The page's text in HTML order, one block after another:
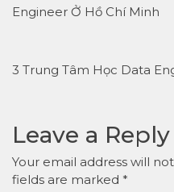
Engineer Ở Hồ Chí Minh
3 Trung Tâm Học Data
Leave a Reply
Your email address will
fields are marked *